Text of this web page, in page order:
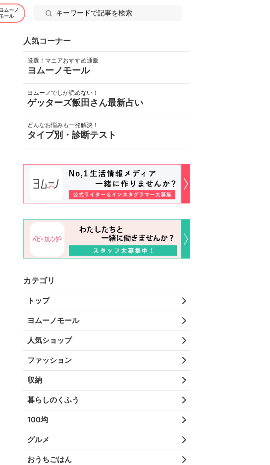
ヨムーノ
ール
人気コーナー
厳選！マニアおすすめ通販
ヨムーノモール
ヨムーノでしか読めない！
ゲッターズ飯田さん最新占い
どんなお悩みも一発解決！
タイプ別・診断テスト
カテゴリ
トップ
ヨムーノモール
人気ショップ
ファッション
収納
暮らしのくふう
100均
グルメ
おうちごはん